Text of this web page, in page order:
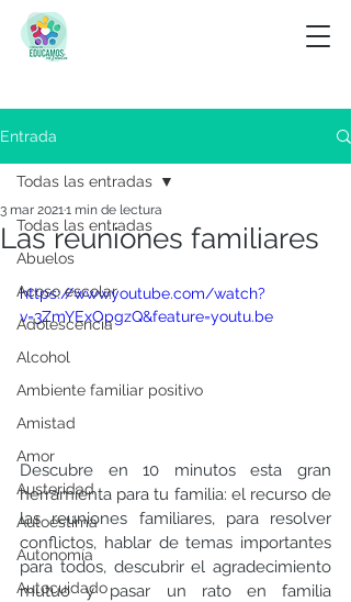
Entrada
Todas las entradas
Abuelos
Acoso escolar
Adolescencia
Alcohol
Ambiente familiar positivo
Amistad
Amor
Austeridad
Autoestima
Autonomía
Autocuidado
Todas las entradas
Las reuniones familiares
3 mar 20211 min de lectura
https://www.youtube.com/watch?
v=3ZmYExOpgzQ&feature=youtu.be
Descubre en 10 minutos esta gran
herramienta para tu familia: el recurso de
las reuniones familiares, para resolver
conflictos, hablar de temas importantes
para todos, descubrir el agradecimiento
mutuo y pasar un rato en familia